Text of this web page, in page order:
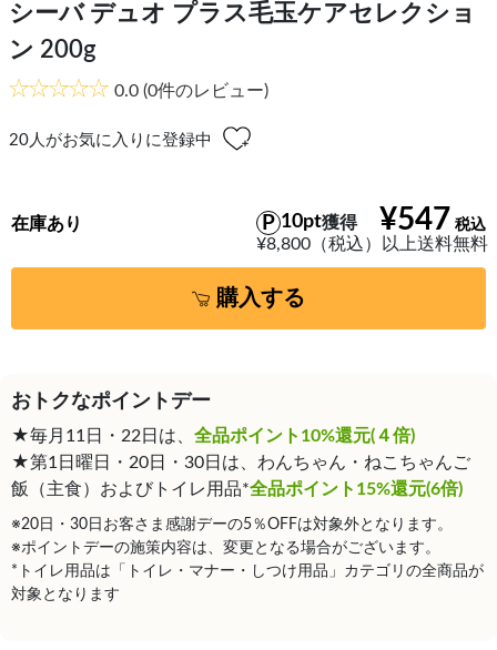
シーバ デュオ プラス毛玉ケアセレクショ
ン 200g
0.0 (0件のレビュー)
20 人がお気に入りに登録中
¥547
10pt獲得
¥8,800（税込）以上送料無料
在庫あり
購入する
おトクなポイントデー
★毎月11日・22日は、 全品ポイント10%還元(４倍)
★第1日曜日・20日・30日は、わんちゃん・ねこちゃんご
飯（主食）およびトイレ用品*全品ポイント15%還元(6倍)
※20日・30日お客さま感謝デーの5％OFFは対象外となります。
※ポイントデーの施策内容は、変更となる場合がございます。
*トイレ用品は「トイレ・マナー・しつけ用品」カテゴリの全商品が
対象となります